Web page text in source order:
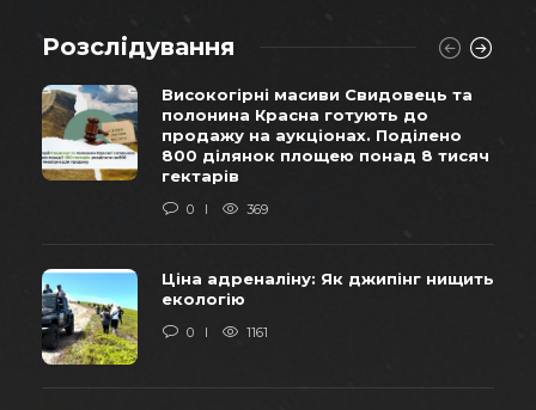
Розслідування
Високогірні масиви Свидовець та
полонина Красна готують до
продажу на аукціонах. Поділено
800 ділянок площею понад 8 тисяч
гектарів
0 369
Ціна адреналіну: Як джипінг нищить
екологію
0 1161